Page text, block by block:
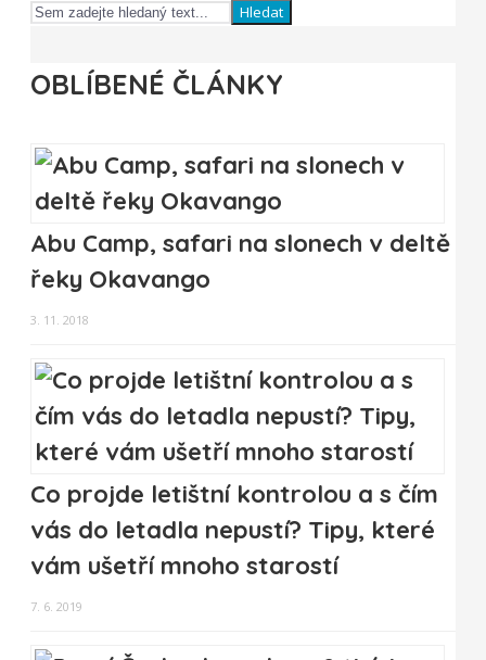
Hledat
OBLÍBENÉ ČLÁNKY
Abu Camp, safari na slonech v deltě
řeky Okavango
3. 11. 2018
Co projde letištní kontrolou a s čím
vás do letadla nepustí? Tipy, které
vám ušetří mnoho starostí
7. 6. 2019